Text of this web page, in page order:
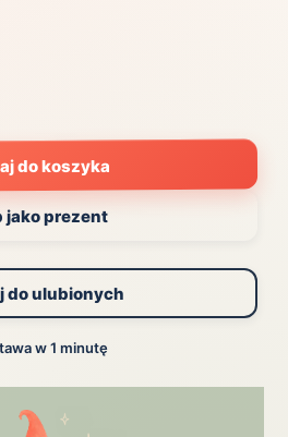
do koszyka
jako prezent
do ulubionych
w 1 minutę